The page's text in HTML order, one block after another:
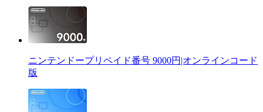
ニンテンドープリペイド番号 9000円|オンラインコード
版